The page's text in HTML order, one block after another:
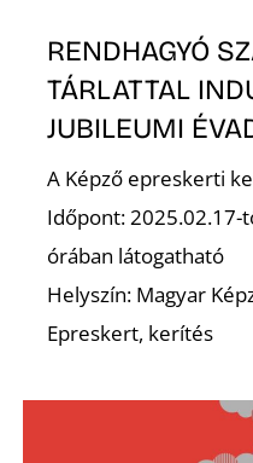
RENDHAGYÓ
TÁRLATTAL
JUBILEUMI
A Képző epreskerti
Időpont: 2025.02.17-
órában látogatható
Helyszín: Magyar
Epreskert, kerítés